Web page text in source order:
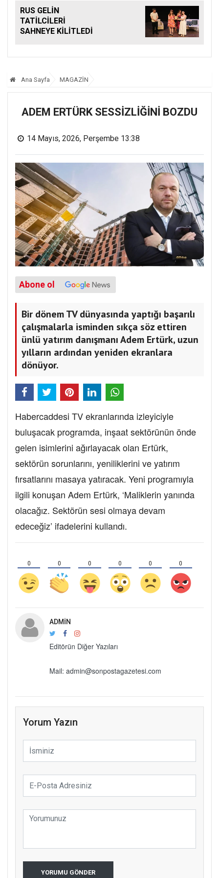
RUS GELİN
TATİLCİLERİ
SAHNEYE KİLİTLEDİ
Ana Sayfa MAGAZİN
ADEM ERTÜRK SESSİZLİĞİNİ BOZDU
14 Mayıs, 2026, Perşembe 13:38
Abone ol
Bir dönem TV dünyasında yaptığı başarılı
çalışmalarla isminden sıkça söz ettiren
ünlü yatırım danışmanı Adem Ertürk, uzun
yılların ardından yeniden ekranlara
dönüyor.
Habercaddesi TV ekranlarında izleyiciyle
buluşacak programda, inşaat sektörünün önde
gelen isimlerini ağırlayacak olan Ertürk,
sektörün sorunlarını, yeniliklerini ve yatırım
fırsatlarını masaya yatıracak. Yeni programıyla
ilgili konuşan Adem Ertürk, ‘Maliklerin yanında
olacağız. Sektörün sesi olmaya devam
edeceğiz’ ifadelerini kullandı.
0 0 0 0 0 0
ADMIN
Editörün Diğer Yazıları
Mail: admin@sonpostagazetesi.com
Yorum Yazın
YORUMU GÖNDER